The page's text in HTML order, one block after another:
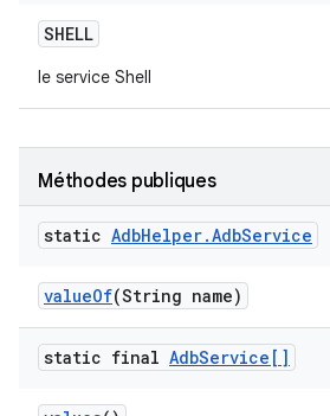
SHELL
le service Shell
Méthodes publiques
static AdbHelper.AdbService
valueOf(String name)
static final AdbService[]